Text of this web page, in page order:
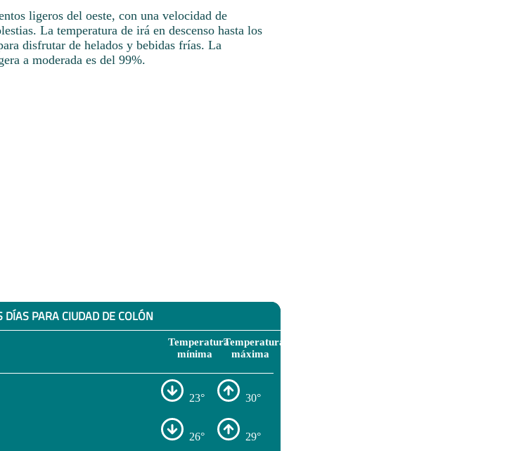
ligeros del oeste, con una velocidad de
La temperatura de irá en descenso hasta los
disfrutar de helados y bebidas frías. La
a moderada es del 99%.
DÍAS PARA CIUDAD DE COLÓN
Temperatura
mínima
Temperatura
máxima
23° 30°
26° 29°